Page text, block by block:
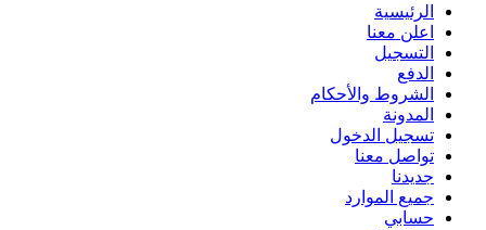
الرئيسية
اعلن معنا
التسجيل
الدفع
الشروط والأحكام
المدونة
تسجيل الدخول
تواصل معنا
جديدنا
جميع الموارد
حسابي